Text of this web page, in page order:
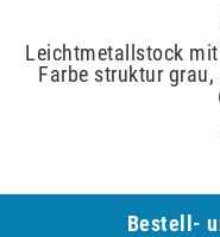
Leichtmetallstock
Farbe struktur
Bestell-